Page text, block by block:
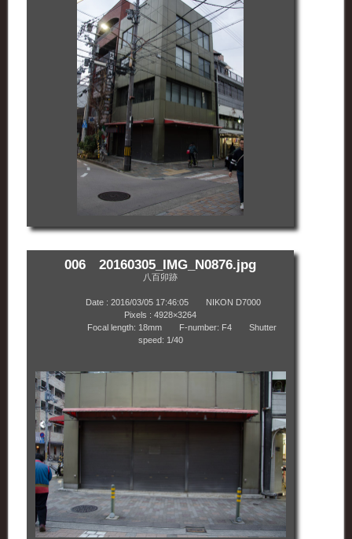
006 20160305_IMG_N0876.jpg
八百卯跡
Date : 2016/03/05 17:46:05 NIKON D7000
Pixels : 4928×3264
Focal length: 18mm F-number: F4 Shutter
speed: 1/40